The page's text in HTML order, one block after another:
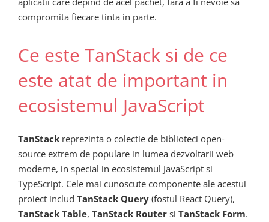
compromita fiecare tinta in parte.
Ce este TanStack si de ce
este atat de important in
ecosistemul JavaScript
TanStack reprezinta o colectie de biblioteci open-
source extrem de populare in lumea dezvoltarii web
moderne, in special in ecosistemul JavaScript si
TypeScript. Cele mai cunoscute componente ale acestui
proiect includ TanStack Query (fostul React Query),
TanStack Table, TanStack Router si TanStack Form.